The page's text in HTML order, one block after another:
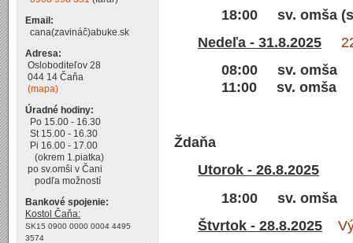
18:00 sv. omša
Nedeľa - 31.8.2025
08:00 sv. omša
11:00 sv. omša
Ždaňa
Utorok - 26.8.2025
18:00 sv. omša
Štvrtok - 28.8.2025
Email:
cana(zavináč)abuke.sk
Adresa:
Osloboditeľov 28
044 14 Čaňa
(mapa)
Úradné hodiny:
Po 15.00 - 16.30
St 15.00 - 16.30
Pi 16.00 - 17.00
(okrem 1.piatka)
po sv.omši v Čani
podľa možností
Bankové spojenie:
Kostol Čaňa:
SK15 0900 0000 0004 4495
3574